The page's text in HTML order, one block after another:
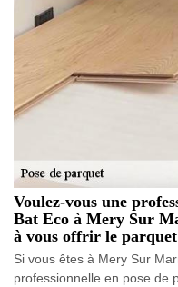
Voulez-vous une
Bat Eco à Mery Sur
à vous offrir le
Si vous êtes à Mery Sur
professionnelle en pose de